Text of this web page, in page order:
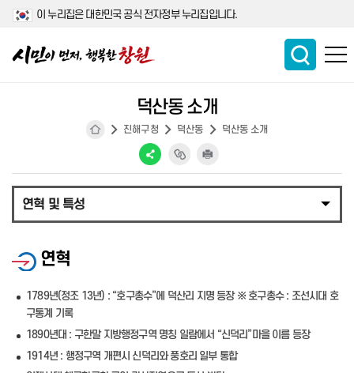
이 누리집은 대한민국 공식 전자정부 누리집입니다.
진해구청 덕산동 덕산동 소개
덕산동 소개
연혁 및 특성
연혁
1789년(정조 13년) : “호구총수”에 덕산리 지명 등장 ※ 호구총수 : 조선시대 호
구통계 기록
1890년대 : 구한말 지방행정구역 명칭 일람에서 “신덕리”마을 이름 등장
1914년 : 행정구역 개편시 신덕리와 풍호리 일부 통합